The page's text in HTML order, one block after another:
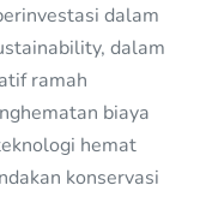
dalam
dalam
ramah
biaya
hemat
konservasi